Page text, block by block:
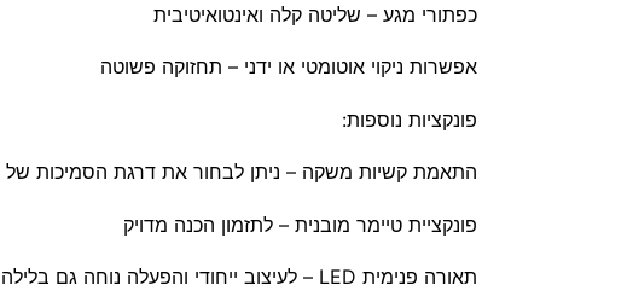
כפתורי מגע – שליטה קלה ואינטואיטיבית
אפשרות ניקוי אוטומטי או ידני – תחזוקה פשוטה
פונקציות נוספות:
התאמת קשיות משקה – ניתן לבחור את דרגת הסמיכות
פונקציית טיימר מובנית – לתזמון הכנה מדויק
תאורה פנימית LED – לעיצוב ייחודי והפעלה נוחה גם בלילה